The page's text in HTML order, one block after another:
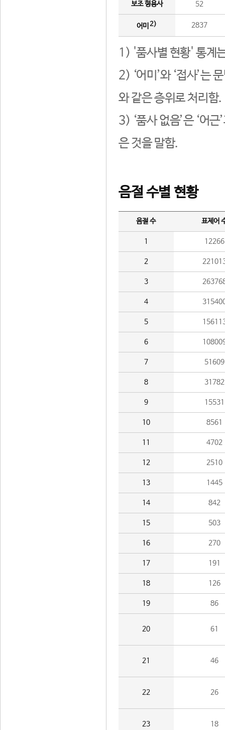
보조 형용사 52
어미 2) 2837
1) '품사별 현황' 통계
2) ‘어미’와 ‘접사’는
와 같은 층위로 처리함.
3) ‘품사 없음’은 ‘어
은 것을 말함.
음절 수별 현황
음절 수 표제어
1 12266
2
3
4
5
6
7 51609
8 31782
9 15531
10 8561
11 4702
12 2510
13 1445
14 842
15 503
16 270
17 191
18 126
19 86
20 61
21 46
22 26
23 18